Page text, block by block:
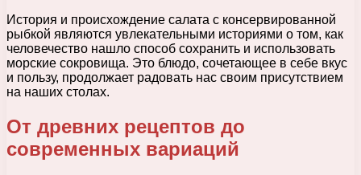
История и происхождение салата с консервированной
рыбкой являются увлекательными историями о том, как
человечество нашло способ сохранить и использовать
морские сокровища. Это блюдо, сочетающее в себе вкус
и пользу, продолжает радовать нас своим присутствием
на наших столах.
От древних рецептов до
современных вариаций